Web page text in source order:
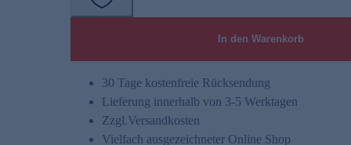
In den Warenkorb
30 Tage kostenfreie Rücksendung
Lieferung innerhalb von 3-5 Werktagen
Zzgl.Versandkosten
Vielfach ausgezeichneter Online Shop